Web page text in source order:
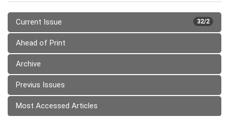
32/2
Current Issue
Ahead of Print
Archive
Previus Issues
Most Accessed Articles